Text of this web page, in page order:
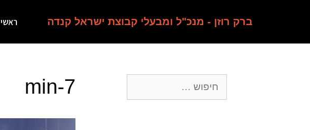
ברק רוזן - מנכ"ל ומבעלי קבוצת ישראל קנדה ראשי
7-min